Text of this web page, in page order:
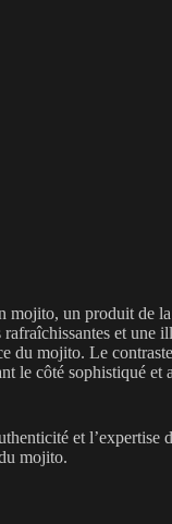
mojito, un produit de
et une
du mojito. Le
le côté sophistiqué et
et l’expertise
mojito.